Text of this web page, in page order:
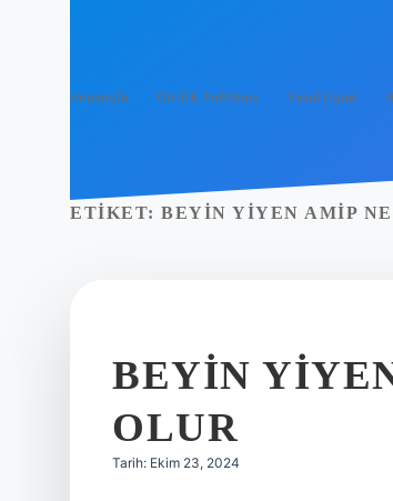
Anasayfa Gizlilik Politikası Yasal Uyarı
ETIKET: BEYIN YIYEN AMIP
BEYIN
OLUR
Tarih: Ekim 23, 2024